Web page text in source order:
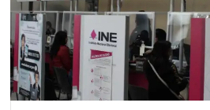
así
como
infraestructura
para
agua
potable